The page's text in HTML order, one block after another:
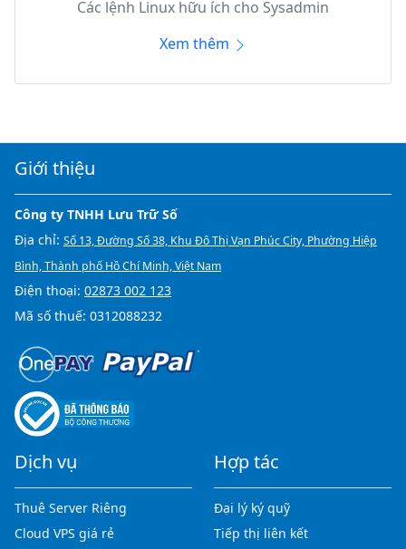
Các lệnh Linux hữu ích cho Sysadmin
Xem thêm
Giới thiệu
Công ty TNHH Lưu Trữ Số
Địa chỉ: Số 13, Đường Số 38, Khu Đô Thị Vạn Phúc City, Phường Hiệp
Bình, Thành phố Hồ Chí Minh, Việt Nam
Điện thoại: 02873 002 123
Mã số thuế: 0312088232
Dịch vụ
Thuê Server Riêng
Cloud VPS giá rẻ
Hợp tác
Đại lý ký quỹ
Tiếp thị liên kết